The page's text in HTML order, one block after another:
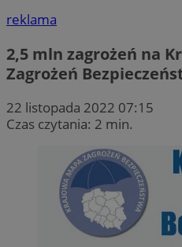
reklama
2,5 mln zagrożeń na
Zagrożeń
22 listopada 2022 07:15
Czas czytania: 2 min.